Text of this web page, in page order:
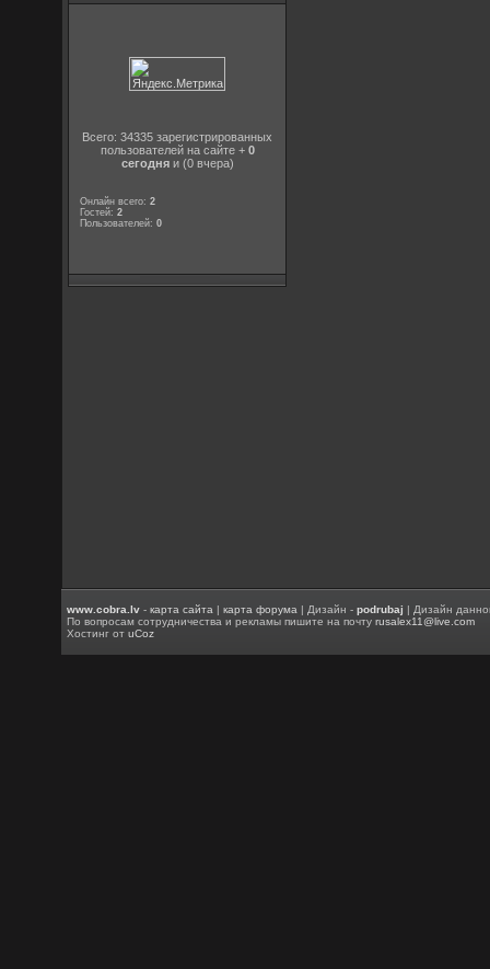
Всего: 34335 зарегистрированных
пользователей на сайте + 0
сегодняи (0 вчера)
Онлайн всего:2
Гостей:2
Пользователей:0
www.cobra.lv -карта сайта |карта форума | Дизайн -podrubaj | Дизайн
По вопросам сотрудничества и рекламы пишите на почтуrusalex11@live.com
Хостинг отuCoz